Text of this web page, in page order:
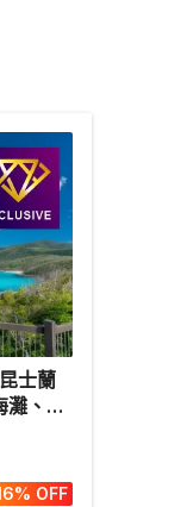
士蘭
灘、開
假期
OFF